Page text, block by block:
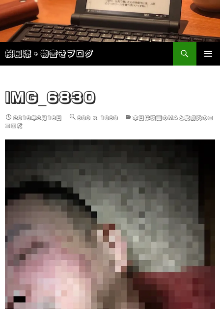
桜風涼・物書きブログ
検
索
ン
ツ
へ
ス
IMG_6830
2019年3月16日 800 × 1080
本日は映画のMAと皮膚炎のコ
コロだ